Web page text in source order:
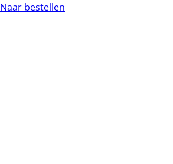
Naar bestellen